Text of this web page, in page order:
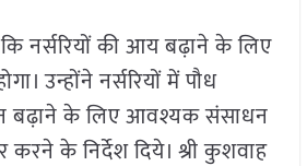
नर्सरियों की आय बढ़ाने के लिए
उन्होंने नर्सरियों में पौध
बढ़ाने के लिए आवश्यक संसाधन
करने के निर्देश दिये। श्री कुशवाह